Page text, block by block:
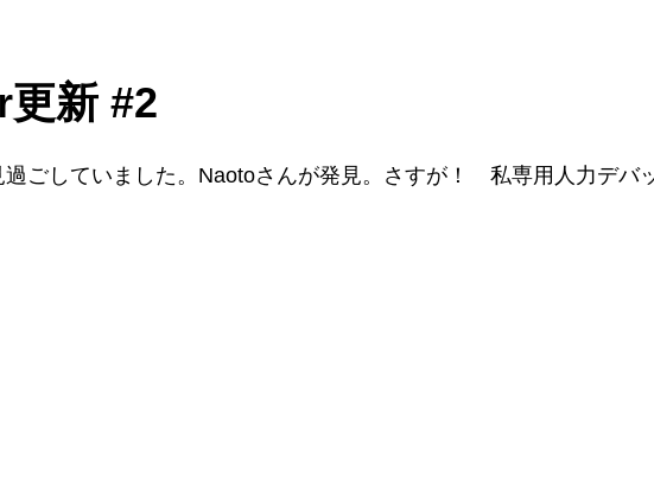
新 #2
ごしていました。Naotoさんが発見。さすが！ 私専用人力デバ